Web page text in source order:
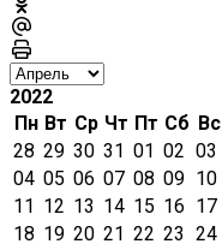
2022
Пн Вт Ср Чт Пт Сб Вс
28 29 30 31 01 02 03
04 05 06 07 08 09 10
11 12 13 14 15 16 17
18 19 20 21 22 23 24